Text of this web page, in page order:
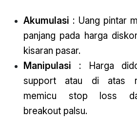
Akumulasi : Uang pintar
panjang pada harga
kisaran pasar.
Manipulasi : Harga
support atau di atas
memicu stop loss
breakout palsu.